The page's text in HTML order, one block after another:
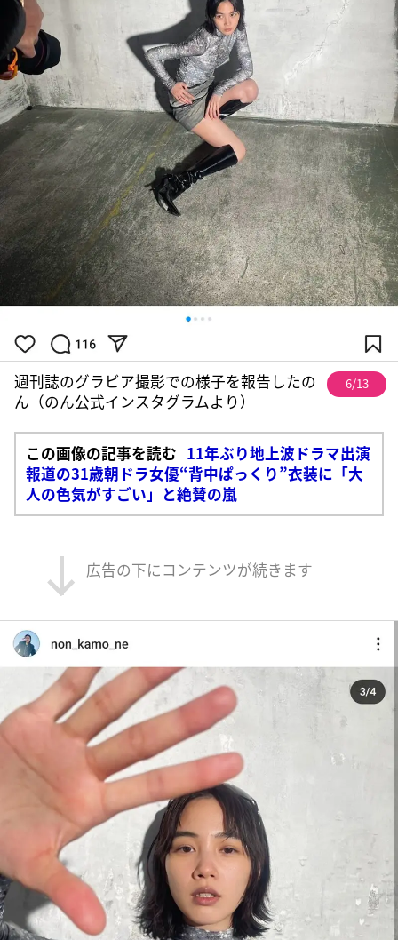
週刊誌のグラビア撮影での様子を報告したの
ん（のん公式インスタグラムより）
6/13
この画像の記事を読む 11年ぶり地上波ドラマ出演
報道の31歳朝ドラ女優“背中ぱっくり”衣装に「大
人の色気がすごい」と絶賛の嵐
広告の下にコンテンツが続きます